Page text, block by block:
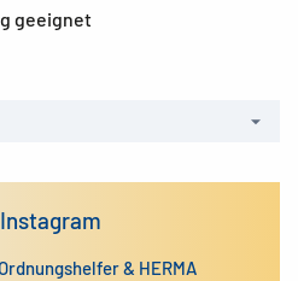
geeignet
& HERMA